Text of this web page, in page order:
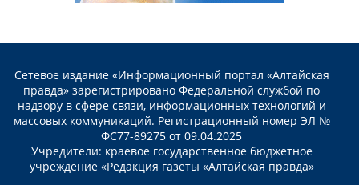
Сетевое издание «Информационный портал «Алтайская
правда» зарегистрировано Федеральной службой по
надзору в сфере связи, информационных технологий и
массовых коммуникаций. Регистрационный номер ЭЛ №
ФС77-89275 от 09.04.2025
Учредители: краевое государственное бюджетное
учреждение «Редакция газеты «Алтайская правда»